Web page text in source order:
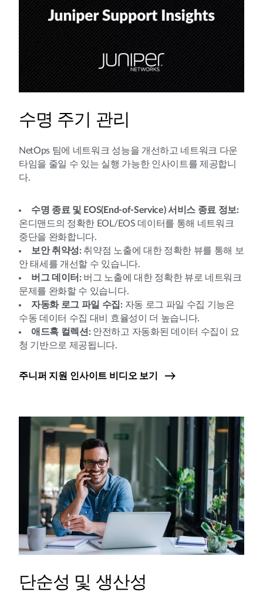
수명 주기 관리
NetOps 팀에 네트워크 성능을 개선하고 네트워크 다운
타임을 줄일 수 있는 실행 가능한 인사이트를 제공합니
다.
수명 종료 및 EOS(End-of-Service) 서비스 종료 정보:
온디맨드의 정확한 EOL/EOS 데이터를 통해 네트워크
중단을 완화합니다.
보안 취약성: 취약점 노출에 대한 정확한 뷰를 통해 보
안 태세를 개선할 수 있습니다.
버그 데이터: 버그 노출에 대한 정확한 뷰로 네트워크
문제를 완화할 수 있습니다.
자동화 로그 파일 수집: 자동 로그 파일 수집 기능은
수동 데이터 수집 대비 효율성이 더 높습니다.
애드혹 컬렉션: 안전하고 자동화된 데이터 수집이 요
청 기반으로 제공됩니다.
주니퍼 지원 인사이트 비디오 보기
단순성 및 생산성